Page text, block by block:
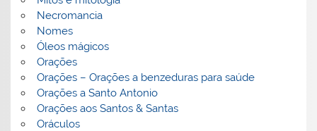
Necromancia
Nomes
Óleos mágicos
Orações
Orações – Orações a benzeduras para saúde
Orações a Santo Antonio
Orações aos Santos & Santas
Oráculos